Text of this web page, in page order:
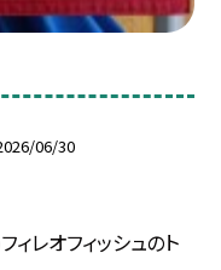
06/30
レオフィッシュのト